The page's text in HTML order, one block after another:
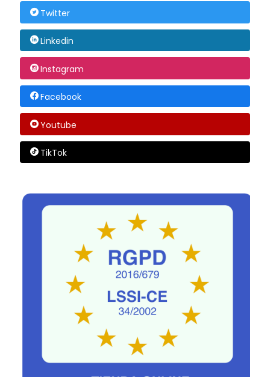
Twitter
Linkedin
Instagram
Facebook
Youtube
TikTok